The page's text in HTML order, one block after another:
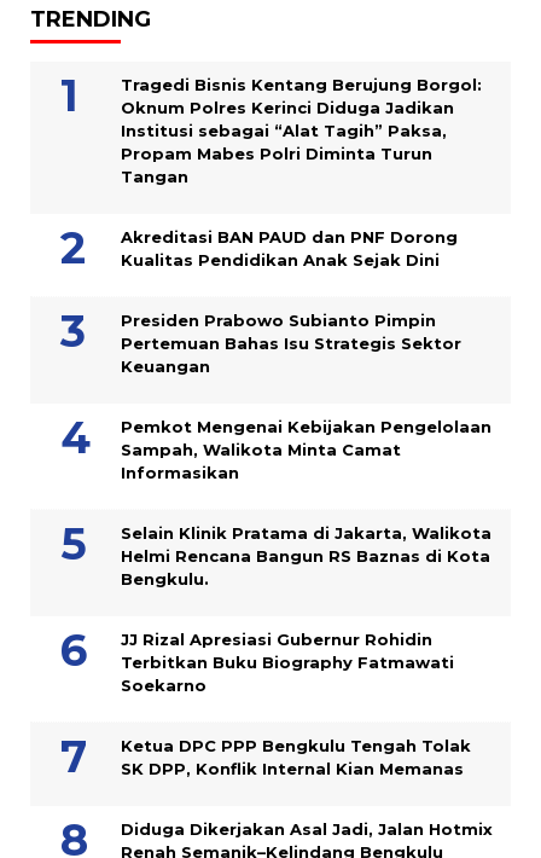
TRENDING
Tragedi Bisnis Kentang Berujung Borgol:
Oknum Polres Kerinci Diduga Jadikan
Institusi sebagai “Alat Tagih” Paksa,
Propam Mabes Polri Diminta Turun
Tangan
Akreditasi BAN PAUD dan PNF Dorong
Kualitas Pendidikan Anak Sejak Dini
Presiden Prabowo Subianto Pimpin
Pertemuan Bahas Isu Strategis Sektor
Keuangan
Pemkot Mengenai Kebijakan Pengelolaan
Sampah, Walikota Minta Camat
Informasikan
Selain Klinik Pratama di Jakarta, Walikota
Helmi Rencana Bangun RS Baznas di Kota
Bengkulu.
JJ Rizal Apresiasi Gubernur Rohidin
Terbitkan Buku Biography Fatmawati
Soekarno
Ketua DPC PPP Bengkulu Tengah Tolak
SK DPP, Konflik Internal Kian Memanas
Diduga Dikerjakan Asal Jadi, Jalan Hotmix
Renah Semanik–Kelindang Bengkulu